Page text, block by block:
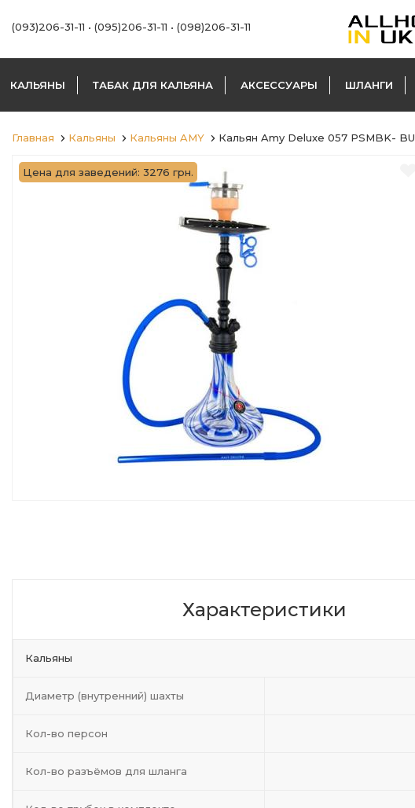
(093)206-31-11 • (095)206-31-11 • (098)206-31-11
КАЛЬЯНЫ ТАБАК ДЛЯ КАЛЬЯНА АКСЕССУАРЫ ШЛАНГИ
Главная Кальяны Кальяны AMY Кальян Amy Deluxe 057 PSMBK- BU
Цена для заведений: 3276 грн.
Характеристики
Кальяны
Диаметр (внутренний) шахты
Кол-во персон
Кол-во разъёмов для шланга